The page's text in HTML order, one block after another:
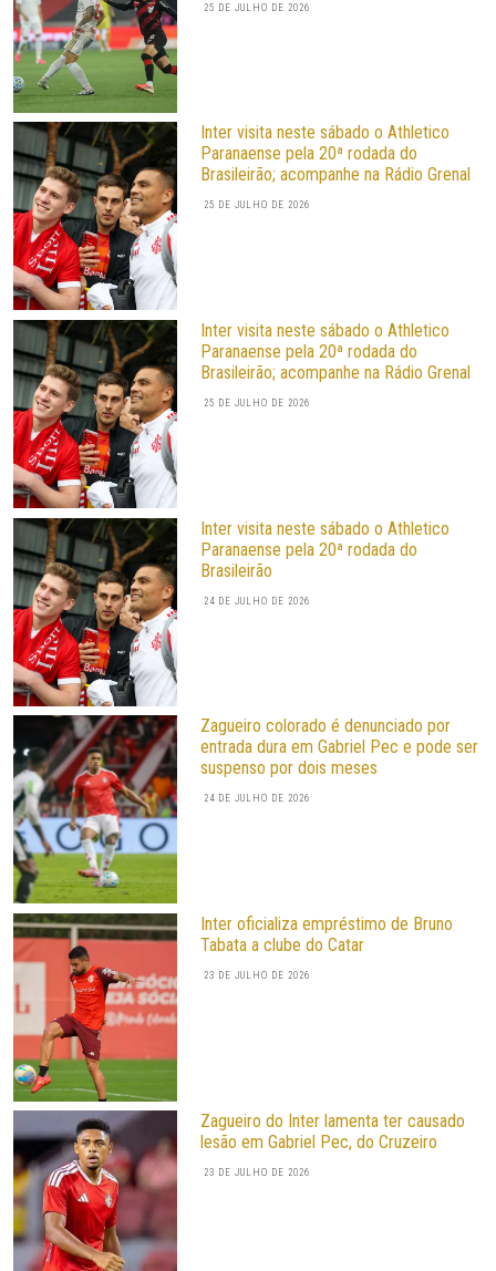
25 DE JULHO DE 2026
Inter visita neste sábado o Athletico
Paranaense pela 20ª rodada do
Brasileirão; acompanhe na Rádio Grenal
25 DE JULHO DE 2026
Inter visita neste sábado o Athletico
Paranaense pela 20ª rodada do
Brasileirão; acompanhe na Rádio Grenal
25 DE JULHO DE 2026
Inter visita neste sábado o Athletico
Paranaense pela 20ª rodada do
Brasileirão
24 DE JULHO DE 2026
Zagueiro colorado é denunciado por
entrada dura em Gabriel Pec e pode ser
suspenso por dois meses
24 DE JULHO DE 2026
Inter oficializa empréstimo de Bruno
Tabata a clube do Catar
23 DE JULHO DE 2026
Zagueiro do Inter lamenta ter causado
lesão em Gabriel Pec, do Cruzeiro
23 DE JULHO DE 2026